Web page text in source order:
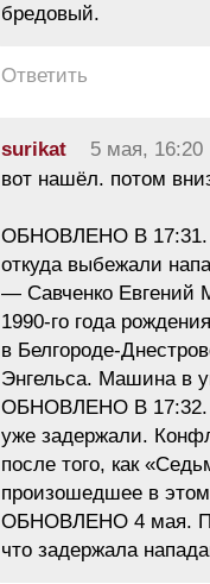
бредовый.
Ответить
surikat 5 мая, 16:20
вот нашёл. потом
ОБНОВЛЕНО В 17:31.
откуда выбежали
— Савченко Евгений
1990-го года
в Белгороде-
Энгельса. Машина в
ОБНОВЛЕНО В 17:32.
уже задержали.
после того, как
произошедшее в
ОБНОВЛЕНО 4 мая.
что задержала